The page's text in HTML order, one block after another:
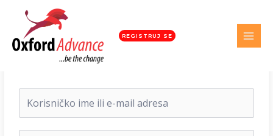
REGISTRUJ SE
Dobrodošli nazad!